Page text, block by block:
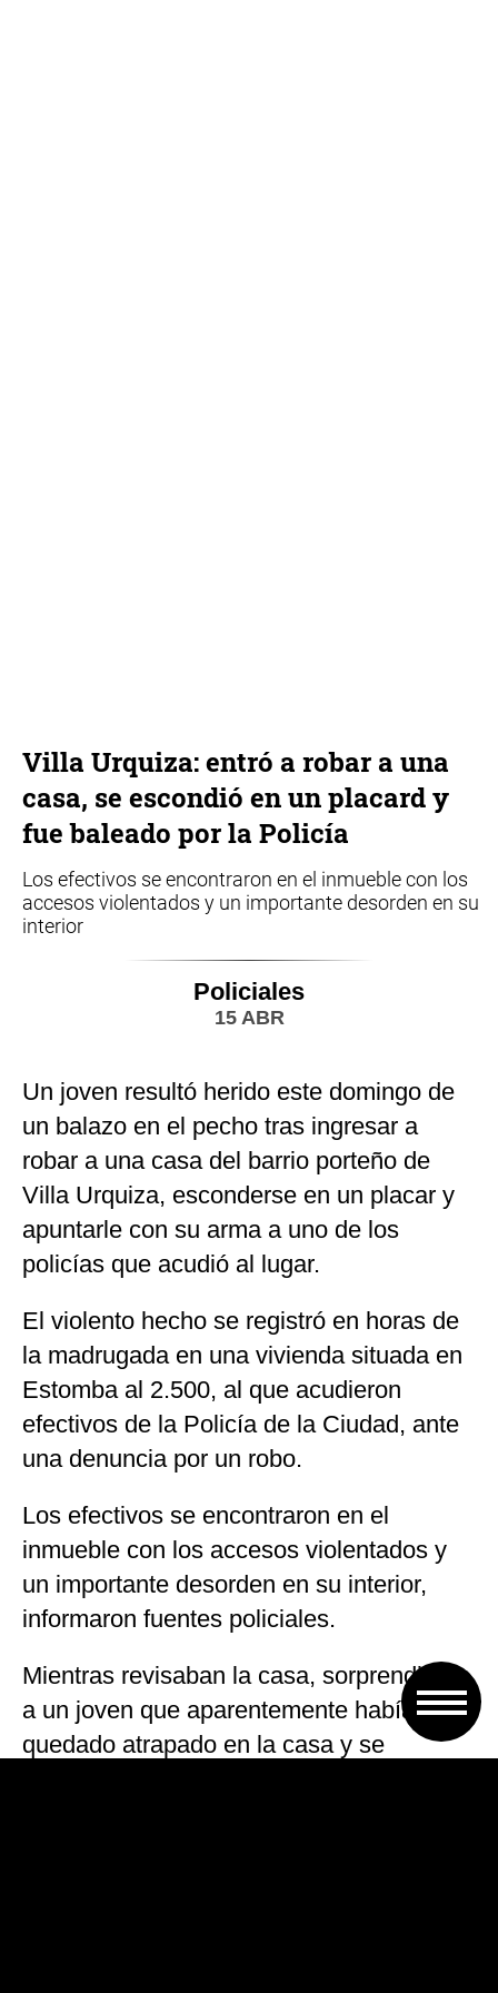
Villa Urquiza: entró a robar a una
casa, se escondió en un placard y
fue baleado por la Policía
Los efectivos se encontraron en el inmueble con los
accesos violentados y un importante desorden en su
interior
Policiales
15 ABR
Un joven resultó herido este domingo de
un balazo en el pecho tras ingresar a
robar a una casa del barrio porteño de
Villa Urquiza, esconderse en un placar y
apuntarle con su arma a uno de los
policías que acudió al lugar.
El violento hecho se registró en horas de
la madrugada en una vivienda situada en
Estomba al 2.500, al que acudieron
efectivos de la Policía de la Ciudad, ante
una denuncia por un robo.
Los efectivos se encontraron en el
inmueble con los accesos violentados y
un importante desorden en su interior,
informaron fuentes policiales.
Mientras revisaban la casa, sorprendieron
a un joven que aparentemente había
quedado atrapado en la casa y se